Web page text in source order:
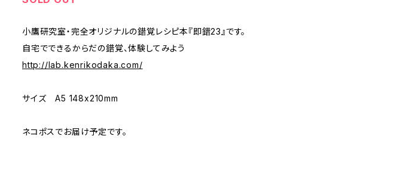
小鷹研究室・完全オリジナルの錯覚レシピ本『即錯23』です。
自宅でできるからだの錯覚、体験してみよう
http://lab.kenrikodaka.com/
サイズ A5 148x210mm
ネコポスでお届け予定です。